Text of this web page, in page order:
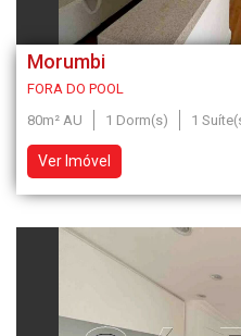
Morumbi
FORA DO POOL
80m² AU
1 Dorm(s) 1
Ver Imóvel